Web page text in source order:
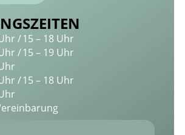
/15 – 18 Uhr
/15 – 19 Uhr
/15 – 18 Uhr